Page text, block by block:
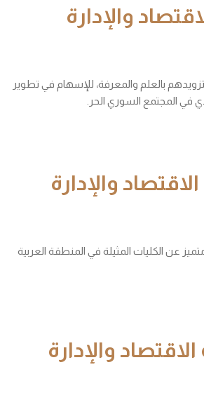
والإدارة
بالعلم والمعرفة، للإسهام في تطوير
في المجتمع السوري الحر.
والإدارة
عن الكليات المثيلة في المنطقة العربية
والإدارة